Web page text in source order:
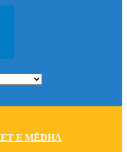
E MËDHA